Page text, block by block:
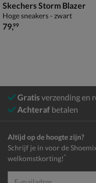
Skechers Storm Blazer
Hoge sneakers - zwart
€ 79,99
79,99
Gratisverzending en
Achteraf betalen
Altijd op de hoogte zijn?
Schrijf je in voor de
welkomstkorting! *